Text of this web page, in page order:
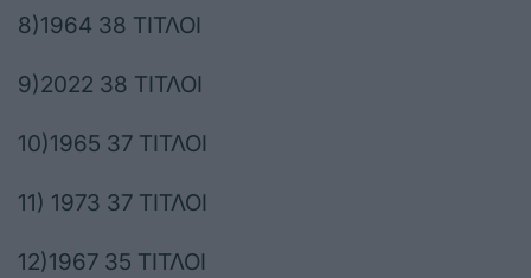
8)1964 38 ΤΙΤΛΟΙ
9)2022 38 ΤΙΤΛΟΙ
10)1965 37 ΤΙΤΛΟΙ
11) 1973 37 ΤΙΤΛΟΙ
12)1967 35 ΤΙΤΛΟΙ